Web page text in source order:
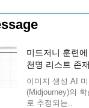
미드저니 훈련
천명 리스트 존재
이미지 생성 AI
(Midjourney)의
로 추정되는..